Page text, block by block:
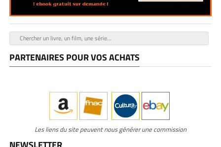
PARTENAIRES POUR VOS ACHATS
Les liens du site peuvent nous générer une commission